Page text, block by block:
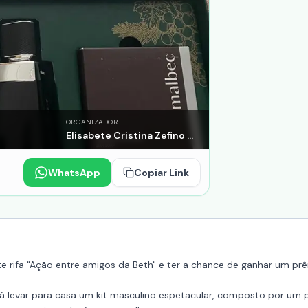
ORGANIZADOR
Elisabete Cristina Zefino Evaldt
WhatsApp Copiar Link
"Ação entre amigos da Beth" e ter a chance de ganhar um
levar para casa um kit masculino espetacular, composto por